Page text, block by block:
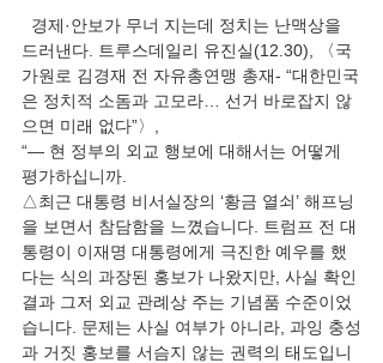
드러낸다. 트루스데일리 유진실(12.30), 〈국
가원로 김경재 전 자유총연맹 총재- “대한민국
은 정치적 소돔과 고모라… 선거 바로잡지 않
으면 미래 없다”〉,
“― 현 정부의 외교 행보에 대해서는 어떻게
평가하십니까.
△최근 대통령 비서실장의 ‘황금 열쇠’ 해프닝
을 보면서 참담함을 느꼈습니다. 트럼프 전 대
통령이 이재명 대통령에게 극진한 예우를 했
다는 식의 과장된 홍보가 나왔지만, 사실 확인
결과 그저 외교 관례상 주는 기념품 수준이었
습니다. 문제는 사실 여부가 아니라, 과잉 충성
과 거짓 홍보를 서슴지 않는 권력의 태도입니